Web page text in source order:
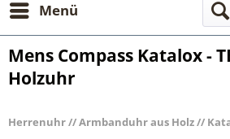
Menü
Mens Compass Katalox -
Holzuhr
Herrenuhr // Armbanduhr aus Holz //